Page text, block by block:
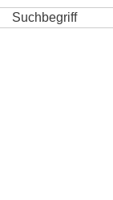
Suche